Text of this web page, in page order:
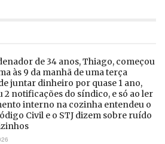
de 34 anos, Thiago, começou
às 9 da manhã de uma terça
juntar dinheiro por quase 1 ano,
2 notificações do síndico, e só ao ler
interno na cozinha entendeu o
Civil e o STJ dizem sobre ruído